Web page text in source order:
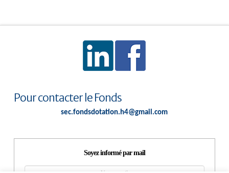
Pour contacter le Fonds
sec.fondsdotation.h4@gmail.com
Soyez informé par mail